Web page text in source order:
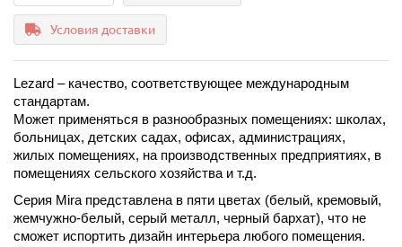
Условия доставки
Lezard – качество, соответствующее международным
стандартам.
Может применяться в разнообразных помещениях: школах,
больницах, детских садах, офисах, администрациях,
жилых помещениях, на производственных предприятиях, в
помещениях сельского хозяйства и т.д.
Серия Mira представлена в пяти цветах (белый, кремовый,
жемчужно-белый, серый металл, черный бархат), что не
сможет испортить дизайн интерьера любого помещения.